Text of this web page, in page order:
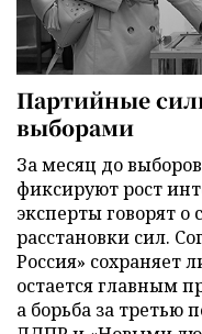
Партийные
выборами
За месяц до
фиксируют рост
эксперты говорят
расстановки сил.
Россия» сохраняет
остается главным
а борьба за третью